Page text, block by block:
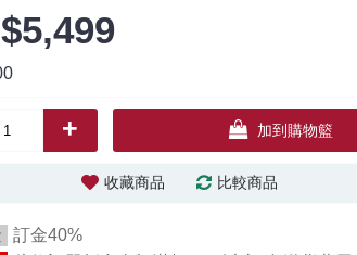
$5,499
+ 加到購物籃
收藏商品 比較商品
訂金40%